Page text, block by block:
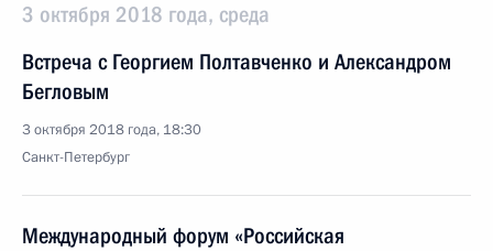
3 октября 2018 года, среда
Встреча с Георгием Полтавченко и Александром
Бегловым
3 октября 2018 года, 18:30
Санкт-Петербург
Международный форум «Российская